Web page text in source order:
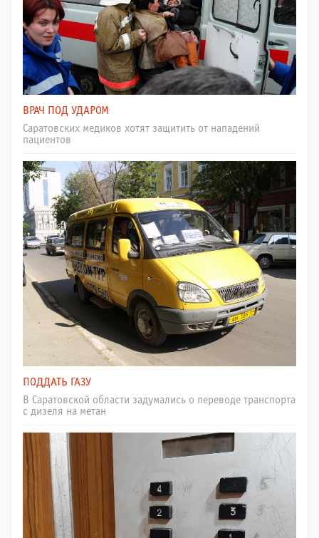
ВРАЧ ПОД УДАРОМ
Саратовских медиков хотят защитить от нападений
пациентов
ПОДДАТЬ ГАЗУ
В Саратовской области задумались о переводе транспорта
с дизеля на метан